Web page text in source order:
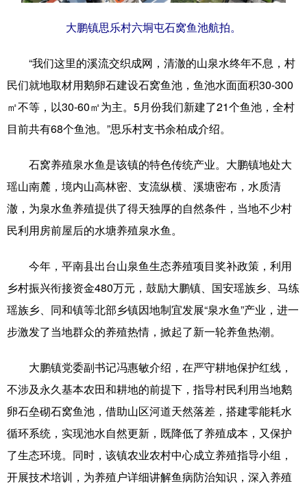
大鹏镇思乐村六垌屯石窝鱼池航拍。
“我们这里的溪流交织成网，清澈的山泉水终年不息，村
民们就地取材用鹅卵石建设石窝鱼池，鱼池水面面积30-300
㎡不等，以30-60㎡为主。5月份我们新建了21个鱼池，全村
目前共有68个鱼池。”思乐村支书余柏成介绍。
石窝养殖泉水鱼是该镇的特色传统产业。大鹏镇地处大
瑶山南麓，境内山高林密、支流纵横、溪塘密布，水质清
澈，为泉水鱼养殖提供了得天独厚的自然条件，当地不少村
民利用房前屋后的水塘养殖泉水鱼。
今年，平南县出台山泉鱼生态养殖项目奖补政策，利用
乡村振兴衔接资金480万元，鼓励大鹏镇、国安瑶族乡、马练
瑶族乡、同和镇等北部乡镇因地制宜发展“泉水鱼”产业，进一
步激发了当地群众的养殖热情，掀起了新一轮养鱼热潮。
大鹏镇党委副书记冯惠敏介绍，在严守耕地保护红线，
不涉及永久基本农田和耕地的前提下，指导村民利用当地鹅
卵石垒砌石窝鱼池，借助山区河道天然落差，搭建零能耗水
循环系统，实现池水自然更新，既降低了养殖成本，又保护
了生态环境。同时，该镇农业农村中心成立养殖指导小组，
开展技术培训，为养殖户详细讲解鱼病防治知识，深入养殖